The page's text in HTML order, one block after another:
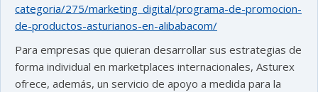
categoria/275/marketing_digital/programa-de-promocion-
de-productos-asturianos-en-alibabacom/
Para empresas que quieran desarrollar sus estrategias de
forma individual en marketplaces internacionales, Asturex
ofrece, además, un servicio de apoyo a medida para la